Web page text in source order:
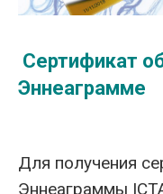
Сертификат
Эннеаграмме
Для получения
Эннеаграммы